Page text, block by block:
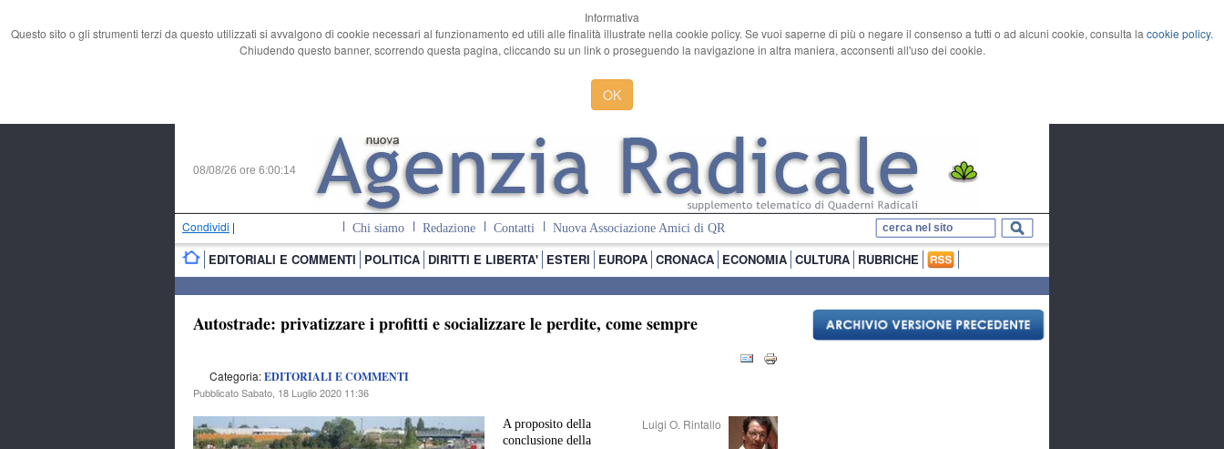
Informativa
Questo sito o gli strumenti terzi da questo utilizzati si avvalgono di cookie necessari al funzionamento ed utili alle finalità illustrate nella cookie policy. Se vuoi saperne di più o negare il consenso a tutti o ad alcuni cookie, consulta la cookie policy.
Chiudendo questo banner, scorrendo questa pagina, cliccando su un link o proseguendo la navigazione in altra maniera, acconsenti all'uso dei cookie.
OK
08/08/26 ore 6:00:15
Condividi | Chi siamo Redazione Contatti Nuova Associazione Amici di QR
EDITORIALI E COMMENTI POLITICA DIRITTI E LIBERTA' ESTERI EUROPA CRONACA ECONOMIA CULTURA RUBRICHE
Autostrade: privatizzare i profitti e socializzare le perdite, come sempre
Categoria:EDITORIALI E COMMENTI
Pubblicato Sabato, 18 Luglio 2020 11:36
Luigi O. Rintallo
A proposito della
conclusione della